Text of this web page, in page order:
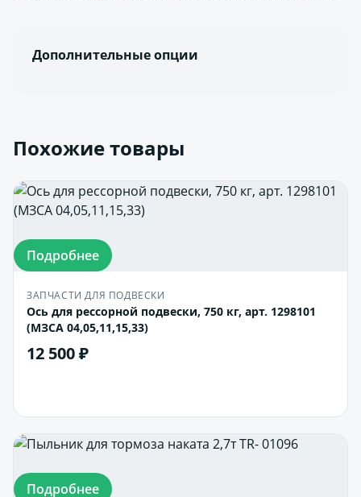
Дополнительные опции
Похожие товары
Подробнее
ЗАПЧАСТИ ДЛЯ ПОДВЕСКИ
Ось для рессорной подвески, 750 кг, арт. 1298101
(МЗСА 04,05,11,15,33)
12 500 ₽
Подробнее